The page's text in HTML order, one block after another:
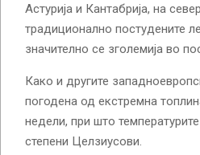
Астурија и Кантабрија, на
традиционално постудените
значително се зголемија во
Како и другите
погодена од екстремна
недели, при што
степени Целзиусови.